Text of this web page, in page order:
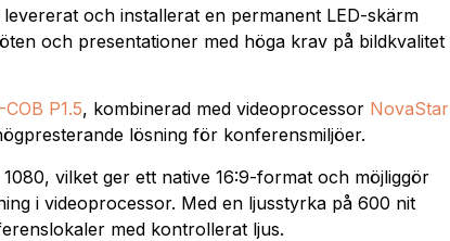
och installerat en permanent LED-skärm
och presentationer med höga krav på bildkvalitet
P1.5, kombinerad med videoprocessor NovaStar
lösning för konferensmiljöer.
vilket ger ett native 16:9-format och möjliggör
i videoprocessor. Med en ljusstyrka på 600 nit
med kontrollerat ljus.